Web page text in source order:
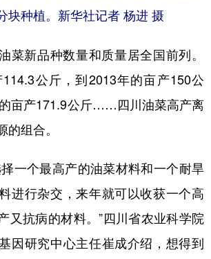
块种植。新华社记者 杨进 摄
新品种数量和质量居全国前列。
114.3公斤，到2013年的亩产150公
亩产171.9公斤……四川油菜高产离
的组合。
个最高产的油菜材料和一个耐旱
进行杂交，来年就可以收获一个高
又抗病的材料。”四川省农业科学院
因研究中心主任崔成介绍，想得到